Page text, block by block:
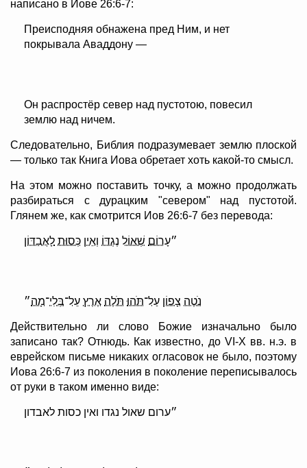
написано в Иове 26:6-7:
Преисподняя обнажена пред Ним, и нет
покрывала Аваддону —
Он распростёр север над пустотою, повесил
землю над ничем.
Следовательно, Библия подразумевает землю плоской
— только так Книга Иова обретает хоть какой-то смысл.
На этом можно поставить точку, а можно продолжать
разбираться с дурацким "севером" над пустотой.
Глянем же, как смотрится Иов 26:6-7 без перевода:
״עָרוֹם שְׁאוֹל נֶגְדּוֹ וְאֵין כְּסוּת לָאֲבַדּוֹן
נֺטֶה צָפוֹן עַל־תֹּהוּ תֺּלֶה אֶרֶץ עֵל־בְּלִי־מָה״
Действительно ли слово Божие изначально было
записано так? Отнюдь. Как известно, до VI-X вв. н.э. в
еврейском письме никаких огласовок не было, поэтому
Иова 26:6-7 из поколения в поколение переписывалось
от руки в таком именно виде:
״ערום שאול נגדו ואין כסות לאבדון